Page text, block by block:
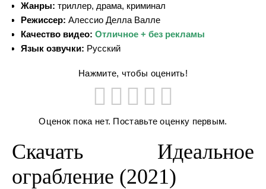
Жанры: триллер, драма, криминал
Режиссер: Алессио Делла Валле
Качество видео: Отличное + без рекламы
Язык озвучки: Русский
Нажмите, чтобы оценить!
Оценок пока нет. Поставьте оценку первым.
Скачать Идеальное
ограбление (2021)